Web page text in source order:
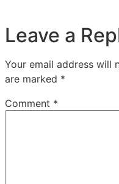
Leave a
Your email address will
are marked *
Comment *